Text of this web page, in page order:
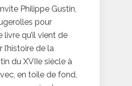
Philippe Gustin,
pour
livre qu’il vient de
l’histoire de la
du XVIIe siècle à
en toile de fond,